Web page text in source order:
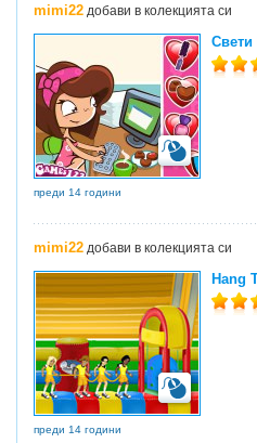
mimi22 добави в колекцията си
Свети
преди 14 години
mimi22 добави в колекцията си
Hang
преди 14 години